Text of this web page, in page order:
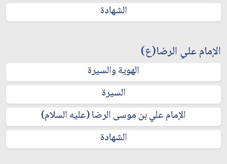
الشهادة
الإمام علي الرضا(ع)
الهوية والسيرة
السيرة
الإمام علي بن موسى الرضا (عليه السلام)
الشهادة